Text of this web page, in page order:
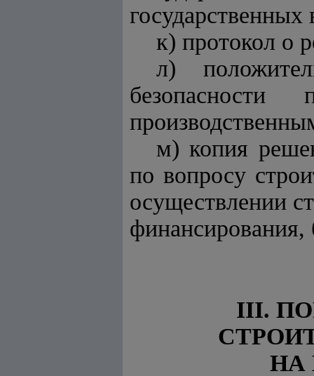
к) протокол о
л)
м) копия
по вопросу
осуществлении
финансирования,
III.
НА